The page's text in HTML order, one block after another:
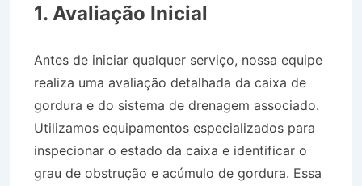
1. Avaliação Inicial
Antes de iniciar qualquer serviço, nossa equipe
realiza uma avaliação detalhada da caixa de
gordura e do sistema de drenagem associado.
Utilizamos equipamentos especializados para
inspecionar o estado da caixa e identificar o
grau de obstrução e acúmulo de gordura. Essa